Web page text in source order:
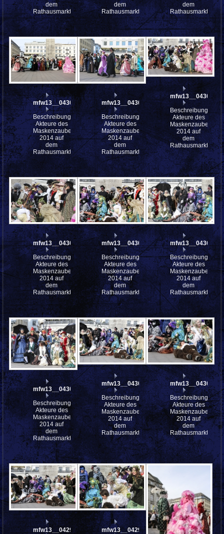
dem
Rathausmarkt
dem
Rathausmarkt
dem
Rathausmarkt
mfw13__043015
Beschreibung:
Akteure des
Maskenzauber
2014 auf
dem
Rathausmarkt
mfw13__043014
Beschreibung:
Akteure des
Maskenzauber
2014 auf
dem
Rathausmarkt
Beschreibung:
Akteure des
Maskenzauber
2014 auf
dem
Rathausmarkt
mfw13__043008
Beschreibung:
Akteure des
Maskenzauber
2014 auf
dem
Rathausmarkt
mfw13__043007
Beschreibung:
Akteure des
Maskenzauber
2014 auf
dem
Rathausmarkt
mfw13__043006
Beschreibung:
Akteure des
Maskenzauber
2014 auf
dem
Rathausmarkt
mfw13__043005
Beschreibung:
Akteure des
Maskenzauber
2014 auf
dem
Rathausmarkt
mfw13__043004
Beschreibung:
Akteure des
Maskenzauber
2014 auf
dem
Rathausmarkt
mfw13__043003
Beschreibung:
Akteure des
Maskenzauber
2014 auf
dem
Rathausmarkt
mfw13__042996
mfw13__042995